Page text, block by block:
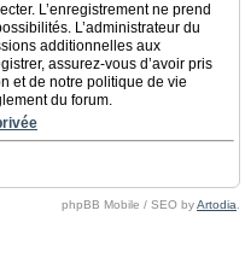
L’enregistrement ne prend
L’administrateur du
additionnelles aux
assurez-vous d’avoir pris
et de notre politique de vie
du forum.
phpBB Mobile / SEO byArtodia